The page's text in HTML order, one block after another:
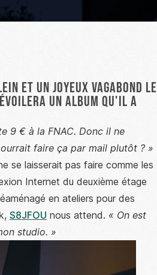
et un joyeux vagabond le
un album qu'il a
9 € à la FNAC. Donc il ne
faire ça par mail plutôt ? »
se laisserait pas faire comme les
Internet du deuxième étage
en ateliers pour des
S8JFOU nous attend. « On est
studio. »